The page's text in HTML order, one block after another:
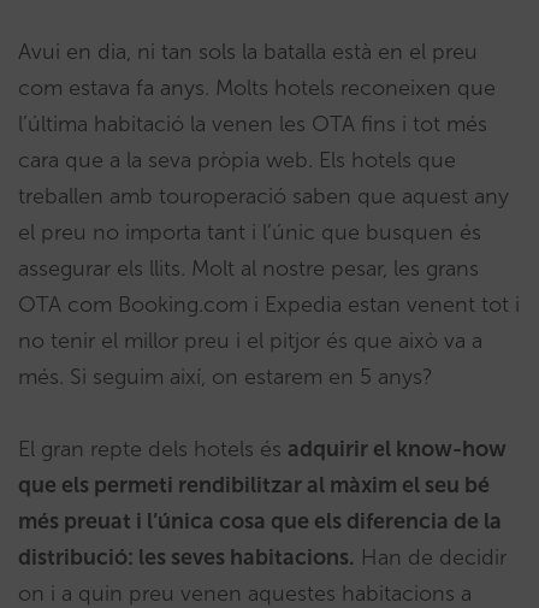
Avui en dia, ni tan sols la batalla està en el preu
com estava fa anys. Molts hotels reconeixen que
l’última habitació la venen les OTA fins i tot més
cara que a la seva pròpia web. Els hotels que
treballen amb touroperació saben que aquest any
el preu no importa tant i l’únic que busquen és
assegurar els llits. Molt al nostre pesar, les grans
OTA com Booking.com i Expedia estan venent tot i
no tenir el millor preu i el pitjor és que això va a
més. Si seguim així, on estarem en 5 anys?
El gran repte dels hotels és adquirir el know-how
que els permeti rendibilitzar al màxim el seu bé
més preuat i l’única cosa que els diferencia de la
distribució: les seves habitacions. Han de decidir
on i a quin preu venen aquestes habitacions a